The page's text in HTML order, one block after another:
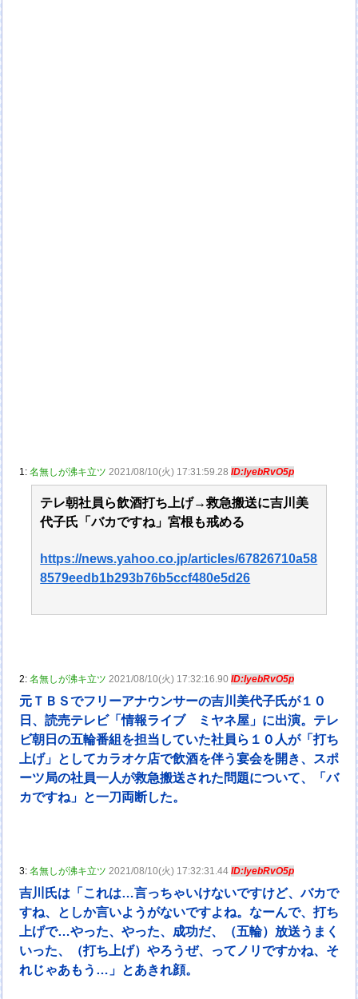
1:名無しが沸キ立ツ 2021/08/10(火) 17:31:59.28ID:IyebRvO5p
テレ朝社員ら飲酒打ち上げ→救急搬送に吉川美
代子氏「バカですね」宮根も戒める
https://news.yahoo.co.jp/articles/67826710a58
8579eedb1b293b76b5ccf480e5d26
2:名無しが沸キ立ツ 2021/08/10(火) 17:32:16.90ID:IyebRvO5p
元ＴＢＳでフリーアナウンサーの吉川美代子氏が１０
日、読売テレビ「情報ライブ ミヤネ屋」に出演。テレ
ビ朝日の五輪番組を担当していた社員ら１０人が「打ち
上げ」としてカラオケ店で飲酒を伴う宴会を開き、スポ
ーツ局の社員一人が救急搬送された問題について、「バ
カですね」と一刀両断した。
3:名無しが沸キ立ツ 2021/08/10(火) 17:32:31.44ID:IyebRvO5p
吉川氏は「これは…言っちゃいけないですけど、バカで
すね、としか言いようがないですよね。なーんで、打ち
上げで…やった、やった、成功だ、（五輪）放送うまく
いった、（打ち上げ）やろうぜ、ってノリですかね、そ
れじゃあもう…」とあきれ顔。